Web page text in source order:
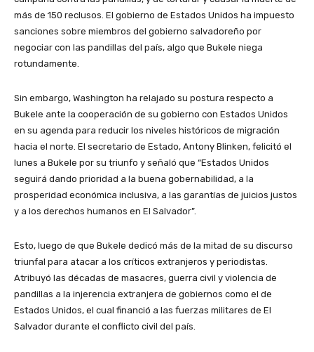
más de 150 reclusos. El gobierno de Estados Unidos ha impuesto
sanciones sobre miembros del gobierno salvadoreño por
negociar con las pandillas del país, algo que Bukele niega
rotundamente.
Sin embargo, Washington ha relajado su postura respecto a
Bukele ante la cooperación de su gobierno con Estados Unidos
en su agenda para reducir los niveles históricos de migración
hacia el norte. El secretario de Estado, Antony Blinken, felicitó el
lunes a Bukele por su triunfo y señaló que “Estados Unidos
seguirá dando prioridad a la buena gobernabilidad, a la
prosperidad económica inclusiva, a las garantías de juicios justos
y a los derechos humanos en El Salvador”.
Esto, luego de que Bukele dedicó más de la mitad de su discurso
triunfal para atacar a los críticos extranjeros y periodistas.
Atribuyó las décadas de masacres, guerra civil y violencia de
pandillas a la injerencia extranjera de gobiernos como el de
Estados Unidos, el cual financió a las fuerzas militares de El
Salvador durante el conflicto civil del país.